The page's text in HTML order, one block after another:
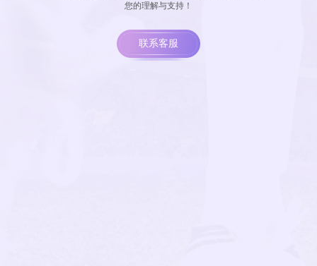
您的理解与支持！
联系客服